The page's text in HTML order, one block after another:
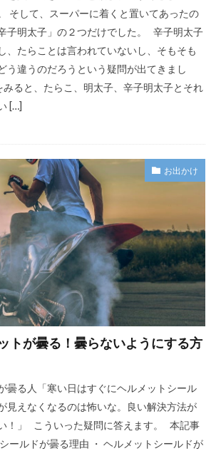
そして、スーパーに着くと置いてあったの
子明太子」の２つだけでした。 辛子明太子
、たらことは言われていないし、そもそも
う違うのだろうという疑問が出てきまし
ると、たらこ、明太子、辛子明太子とそれ
[…]
お出かけ
トが曇る！曇らないようにする方
曇る人「寒い日はすぐにヘルメットシール
見えなくなるのは怖いな。良い解決方法が
！」 こういった疑問に答えます。 本記事
ールドが曇る理由 ・ ヘルメットシールドが